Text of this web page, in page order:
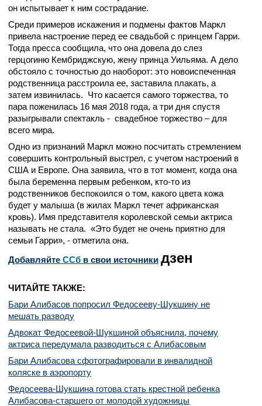
он испытывает к ним сострадание.
Среди примеров искажения и подмены фактов Маркл
привела настроение перед ее свадьбой с принцем Гарри.
Тогда пресса сообщила, что она довела до слез
герцогиню Кембриджскую, жену принца Уильяма. А дело
обстояло с точностью до наоборот: это новоиспеченная
родственница расстроила ее, заставила плакать, а
затем извинилась. Что касается самого торжества, то
пара поженилась 16 мая 2018 года, а три дня спустя
разыгрывали спектакль - свадебное торжество – для
всего мира.
Одно из признаний Маркл можно посчитать стремлением
совершить контрольный выстрел, с учетом настроений в
США и Европе. Она заявила, что в тот момент, когда она
была беременна первым ребенком, кто-то из
родственников беспокоился о том, какого цвета кожа
будет у малыша (в жилах Маркл течет африканская
кровь). Имя представителя королевской семьи актриса
называть не стала. «Это будет не очень приятно для
семьи Гарри», - отметила она.
Добавляйте CСб в свои источники дзен
ЧИТАЙТЕ ТАКЖЕ:
Бари Алибасов попросил Федосееву-Шукшину не
мешать разводу
Адвокат Федосеевой-Шукшиной объяснила, почему
актриса передумала разводиться с Алибасовым
Бари Алибасова сфотографировали в инвалидной
коляске в аэропорту
Федосеева-Шукшина готова стать крестной ребенка
Алибасова-старшего от молодой художницы